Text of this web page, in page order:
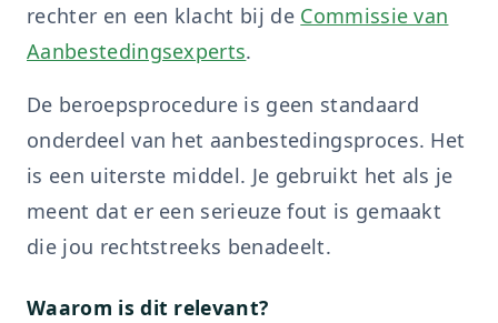
rechter en een klacht bij de Commissie van
Aanbestedingsexperts.
De beroepsprocedure is geen standaard
onderdeel van het aanbestedingsproces. Het
is een uiterste middel. Je gebruikt het als je
meent dat er een serieuze fout is gemaakt
die jou rechtstreeks benadeelt.
Waarom is dit relevant?